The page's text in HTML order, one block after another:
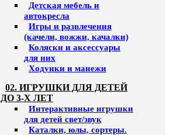
Детская мебель и
автокресла
Игры и развлечения
(качели, вожжи, качалки)
Коляски и аксессуары
для них
Ходунки и манежи
02. ИГРУШКИ ДЛЯ ДЕТЕЙ
ДО 3-Х ЛЕТ
Интерактивные игрушки
для детей свет/звук
Каталки, юлы, сортеры.